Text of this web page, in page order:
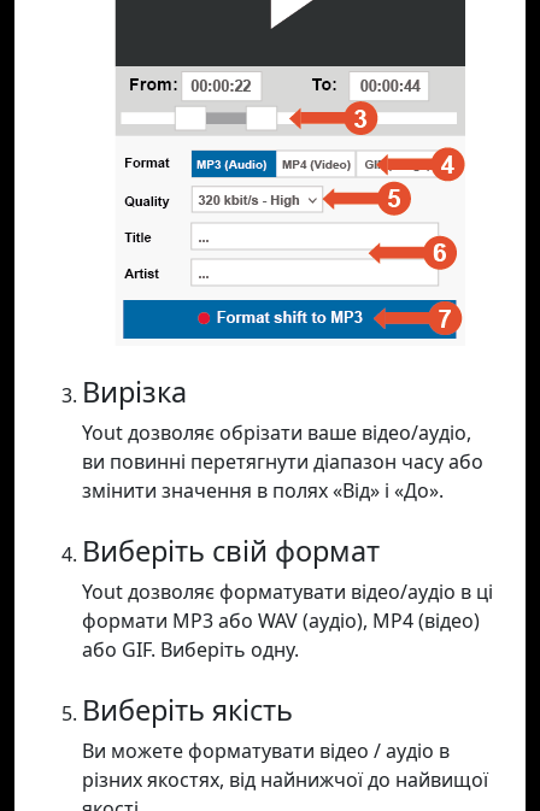
Вирізка
Yout дозволяє обрізати ваше відео/аудіо,
ви повинні перетягнути діапазон часу або
змінити значення в полях «Від» і «До».
Виберіть свій формат
Yout дозволяє форматувати відео/аудіо в ці
формати MP3 або WAV (аудіо), MP4 (відео)
або GIF. Виберіть одну.
Виберіть якість
Ви можете форматувати відео / аудіо в
різних якостях, від найнижчої до найвищої